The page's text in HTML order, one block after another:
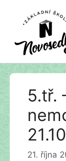
Přeskočit
5.tř.
21. října